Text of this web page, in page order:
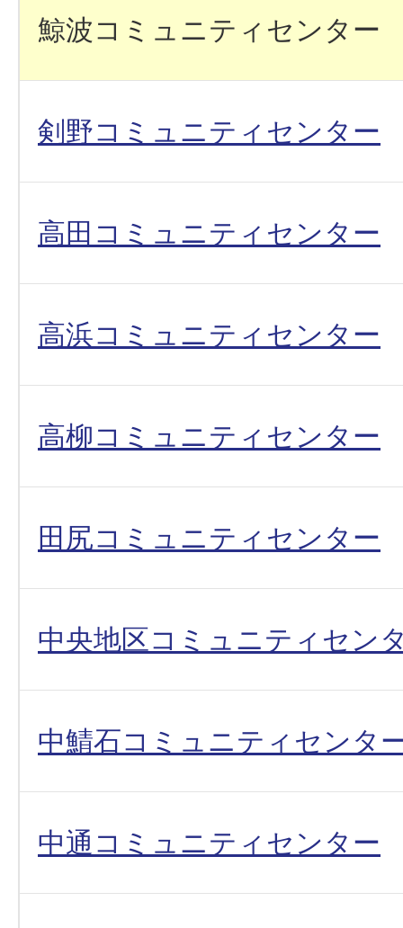
鯨波コミュニティセンター
剣野コミュニティセンター
高田コミュニティセンター
高浜コミュニティセンター
高柳コミュニティセンター
田尻コミュニティセンター
中央地区コミュニティセン
中鯖石コミュニティセンタ
中通コミュニティセンター